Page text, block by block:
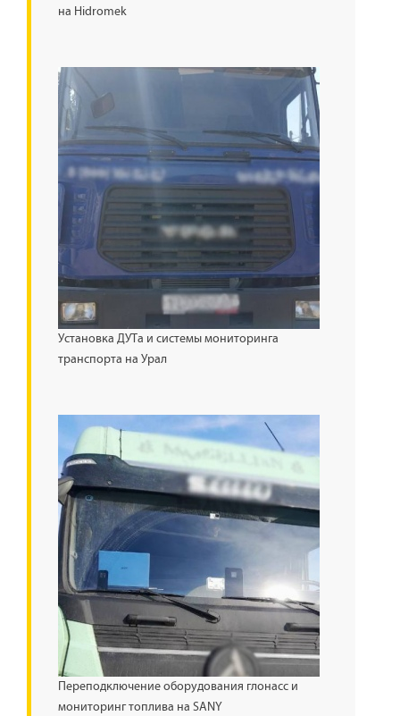
на Hidromek
Установка ДУТа и системы мониторинга
транспорта на Урал
Переподключение оборудования глонасс и
мониторинг топлива на SANY